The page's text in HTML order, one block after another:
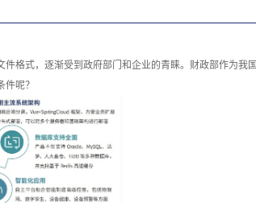
格式，逐渐受到政府部门和企业的青睐。财政部作为我
呢？